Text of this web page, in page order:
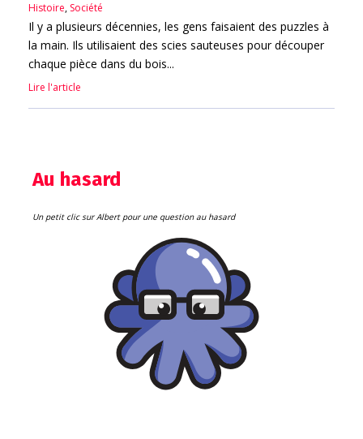
Histoire, Société
Il y a plusieurs décennies, les gens faisaient des puzzles à
la main. Ils utilisaient des scies sauteuses pour découper
chaque pièce dans du bois...
Lire l'article
Au hasard
Un petit clic sur Albert pour une question au hasard